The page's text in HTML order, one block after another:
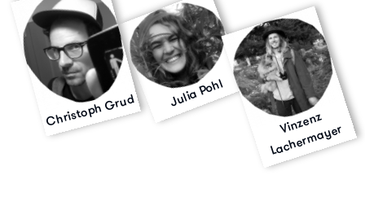
Christoph Grud Julia Pohl
Vi
n
z
e
n
z
L
a
c
h
er
m
a
y
er